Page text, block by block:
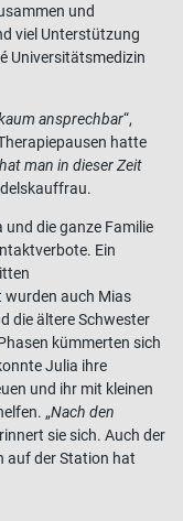
und
viel Unterstützung
Universitätsmedizin
ansprechbar“,
hatte
man in dieser Zeit
die ganze Familie
Ein
wurden auch Mias
die ältere Schwester
kümmerten sich
Julia ihre
und ihr mit kleinen
„Nach den
sie sich. Auch der
auf der Station hat